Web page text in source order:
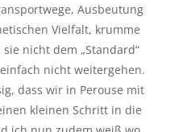
Ausbeutung
Vielfalt, krumme
nicht dem „Standard“
nicht weitergehen.
dass wir in Perouse mit
kleinen Schritt in die